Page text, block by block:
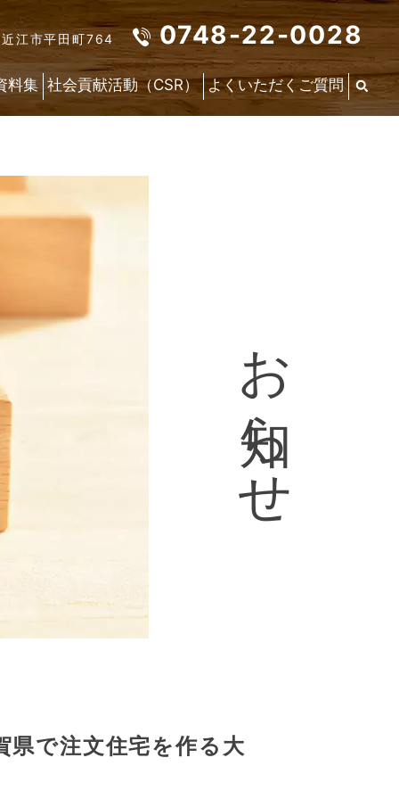
江市平田町764 0748-22-0028
料集 社会貢献活動（CSR） よくいただくご質問
お
ら
せ
県で注文住宅を作る大